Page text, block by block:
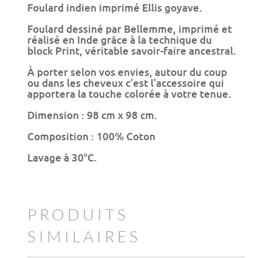
Foulard indien imprimé Ellis goyave.
Foulard dessiné par Bellemme, imprimé et
réalisé en Inde grâce à la technique du
block Print, véritable savoir-faire ancestral.
À porter selon vos envies, autour du coup
ou dans les cheveux c’est l’accessoire qui
apportera la touche colorée à votre tenue.
Dimension : 98 cm x 98 cm.
Composition : 100% Coton
Lavage à 30°C.
PRODUITS
SIMILAIRES